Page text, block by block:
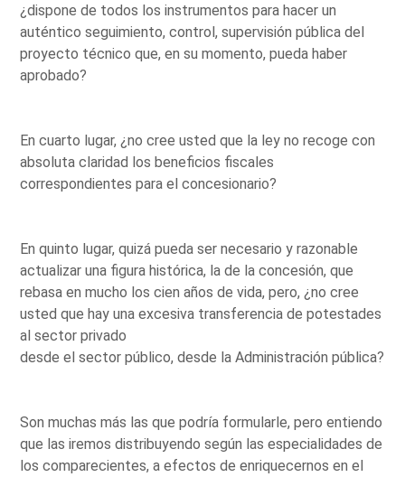
¿dispone de todos los instrumentos para hacer un
auténtico seguimiento, control, supervisión pública del
proyecto técnico que, en su momento, pueda haber
aprobado?
En cuarto lugar, ¿no cree usted que la ley no recoge con
absoluta claridad los beneficios fiscales
correspondientes para el concesionario?
En quinto lugar, quizá pueda ser necesario y razonable
actualizar una figura histórica, la de la concesión, que
rebasa en mucho los cien años de vida, pero, ¿no cree
usted que hay una excesiva transferencia de potestades
al sector privado
desde el sector público, desde la Administración pública?
Son muchas más las que podría formularle, pero entiendo
que las iremos distribuyendo según las especialidades de
los comparecientes, a efectos de enriquecernos en el